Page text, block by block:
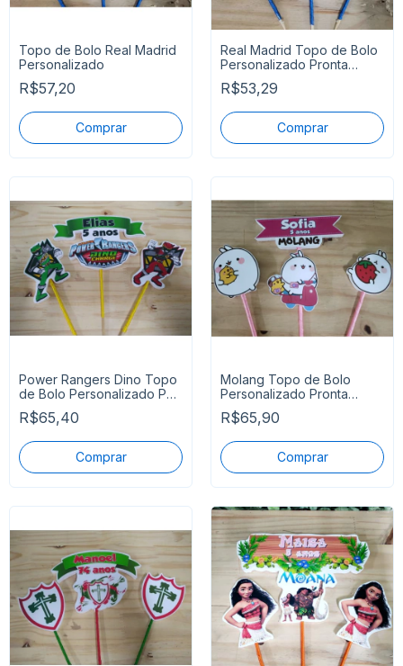
Topo de Bolo Real Madrid
Personalizado
R$57,20
Real Madrid Topo de Bolo
Personalizado Pronta
Entrega
R$53,29
Power Rangers Dino Topo
de Bolo Personalizado P
Entrega
R$65,40
Molang Topo de Bolo
Personalizado Pronta
Entrega
R$65,90